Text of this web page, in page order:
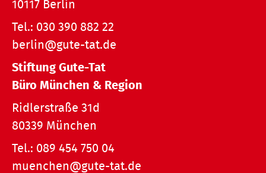
10117 Berlin
Tel.: 030 390 882 22
berlin@gute-tat.de
Stiftung Gute-Tat
Büro München & Region
Ridlerstraße 31d
80339 München
Tel.: 089 454 750 04
muenchen@gute-tat.de